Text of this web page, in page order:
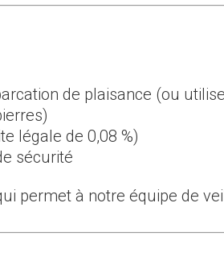
de plaisance (ou
légale de 0,08 %)
sécurité
permet à notre équipe de